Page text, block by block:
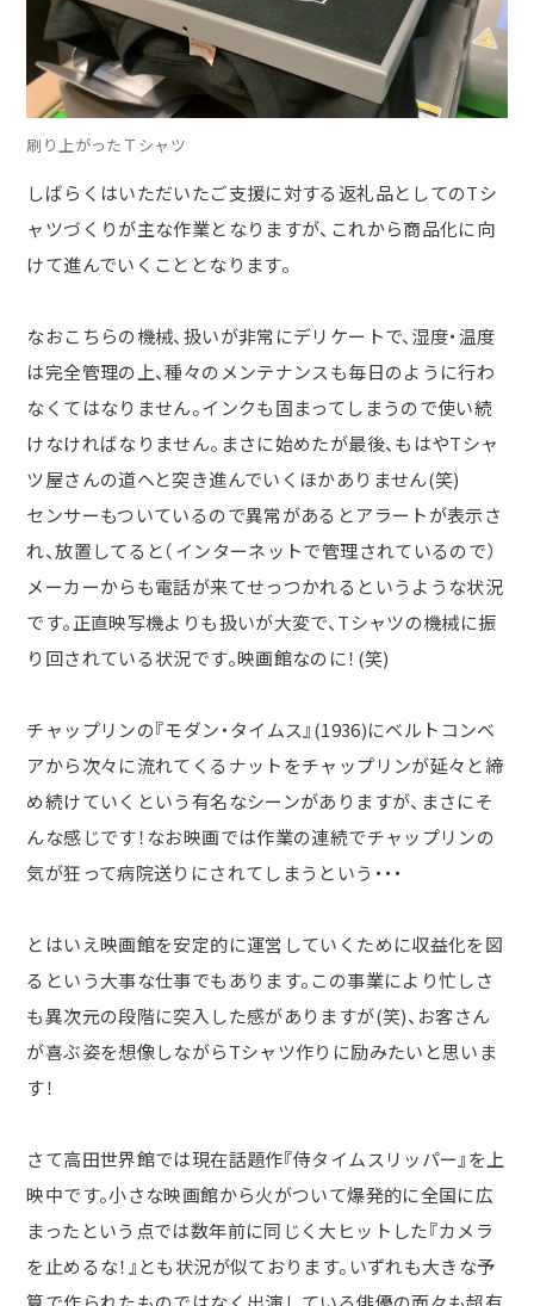
刷り上がったＴシャツ
しばらくはいただいたご支援に対する返礼品としてのTシ
ャツづくりが主な作業となりますが、これから商品化に向
けて進んでいくこととなります。
なおこちらの機械、扱いが非常にデリケートで、湿度・温度
は完全管理の上、種々のメンテナンスも毎日のように行わ
なくてはなりません。インクも固まってしまうので使い続
けなければなりません。まさに始めたが最後、もはやTシャ
ツ屋さんの道へと突き進んでいくほかありません(笑)
センサーもついているので異常があるとアラートが表示さ
れ、放置してると（インターネットで管理されているので）
メーカーからも電話が来てせっつかれるというような状況
です。正直映写機よりも扱いが大変で、 Tシャツの機械に振
り回されている状況です。映画館なのに！ (笑)
チャップリンの『モダン・タイムス』(1936)にベルトコンベ
アから次々に流れてくるナットをチャップリンが延々と締
め続けていくという有名なシーンがありますが、まさにそ
んな感じです！なお映画では作業の連続でチャップリンの
気が狂って病院送りにされてしまうという・・・
とはいえ映画館を安定的に運営していくために収益化を図
るという大事な仕事でもあります。この事業により忙しさ
も異次元の段階に突入した感がありますが(笑)、お客さん
が喜ぶ姿を想像しながらTシャツ作りに励みたいと思いま
す！
さて高田世界館では現在話題作『侍タイムスリッパー』を上
映中です。小さな映画館から火がついて爆発的に全国に広
まったという点では数年前に同じく大ヒットした『カメラ
を止めるな！』とも状況が似ております。いずれも大きな予